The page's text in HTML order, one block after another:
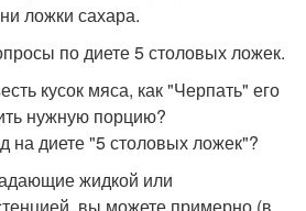
ложки сахара.
по диете 5 столовых ложек.
кусок мяса, как "Черпать" его
нужную порцию?
на диете "5 столовых ложек"?
жидкой или
вы можете примерно (в